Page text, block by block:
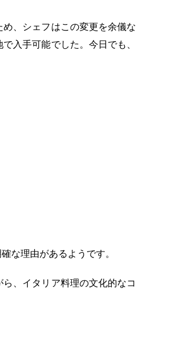
、シェフはこの変更を余儀な
入手可能でした。今日でも、
な理由があるようです。
、イタリア料理の文化的なコ